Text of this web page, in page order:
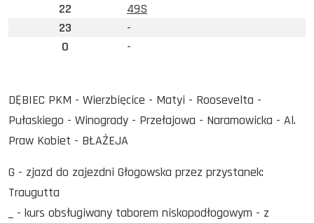
22
49S
23
-
0
-
DĘBIEC PKM - Wierzbięcice - Matyi - Roosevelta -
Pułaskiego - Winogrady - Przełajowa - Naramowicka - Al.
Praw Kobiet - BŁAŻEJA
G - zjazd do zajezdni Głogowska przez przystanek:
Traugutta
_ - kurs obsługiwany taborem niskopodłogowym - z